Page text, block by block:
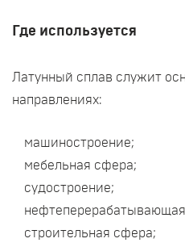
Где используется
Латунный сплав служит
направлениях:
машиностроение;
мебельная сфера;
судостроение;
нефтеперерабатывающая
строительная сфера;